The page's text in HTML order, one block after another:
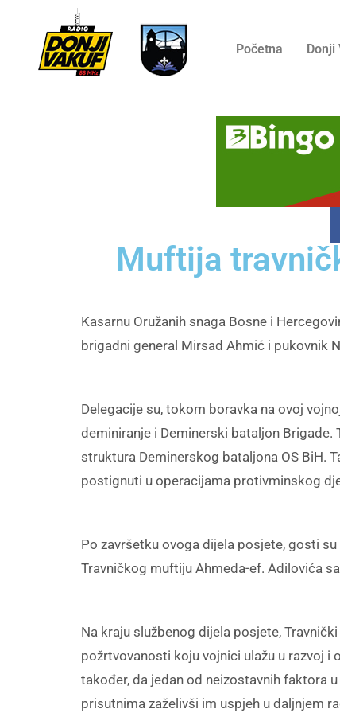
Početna Donji
Muftija
Kasarnu Oružanih snaga Bosne i
brigadni general Mirsad Ahmić i pukovnik
Delegacije su, tokom boravka na ovoj
deminiranje i Deminerski bataljon
struktura Deminerskog bataljona OS BiH.
postignuti u operacijama protivminskog
Po završetku ovoga dijela posjete, gosti
Travničkog muftiju Ahmeda-ef. Adilovića
Na kraju službenog dijela posjete,
požrtvovanosti koju vojnici ulažu u razvoj i
također, da jedan od neizostavnih faktora
prisutnima zaželivši im uspjeh u daljnjem